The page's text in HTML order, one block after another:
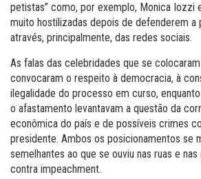
petistas” como, por exemplo, Monica Iozzi
muito hostilizadas depois de defenderem a
através, principalmente, das redes sociais.
As falas das celebridades que se
convocaram o respeito à democracia, à
ilegalidade do processo em curso,
o afastamento levantavam a questão da
econômica do país e de possíveis crimes
presidente. Ambos os posicionamentos se
semelhantes ao que se ouviu nas ruas e
contra impeachment.